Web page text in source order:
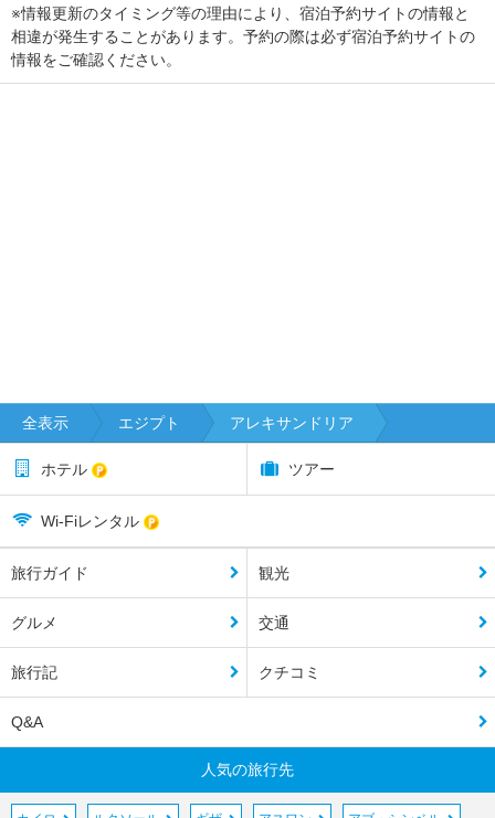
※情報更新のタイミング等の理由により、宿泊予約サイトの情報と
相違が発生することがあります。予約の際は必ず宿泊予約サイトの
情報をご確認ください。
全表示 エジプト アレキサンドリア
ホテル ツアー
Wi-Fiレンタル
旅行ガイド 観光
グルメ 交通
旅行記 クチコミ
Q&A
人気の旅行先